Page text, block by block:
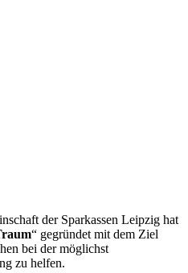
der Sparkassen Leipzig hat
“ gegründet mit dem Ziel
bei der möglichst
zu helfen.